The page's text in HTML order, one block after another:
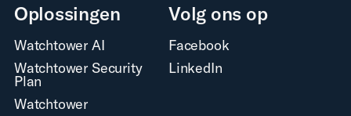
Oplossingen
Watchtower AI
Watchtower Security
Plan
Watchtower
Volg ons op
Facebook
LinkedIn